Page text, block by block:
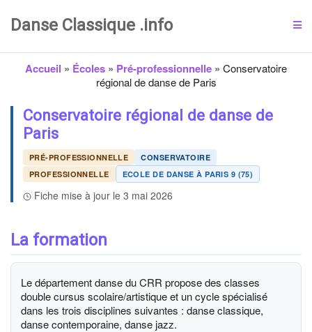
Danse Classique .info
Accueil » Écoles » Pré-professionnelle » Conservatoire
régional de danse de Paris
Conservatoire régional de danse de
Paris
PRÉ-PROFESSIONNELLE
CONSERVATOIRE
PROFESSIONNELLE
ECOLE DE DANSE À PARIS 9 (75)
Fiche mise à jour le 3 mai 2026
La formation
Le département danse du CRR propose des classes
double cursus scolaire/artistique et un cycle spécialisé
dans les trois disciplines suivantes : danse classique,
danse contemporaine, danse jazz.